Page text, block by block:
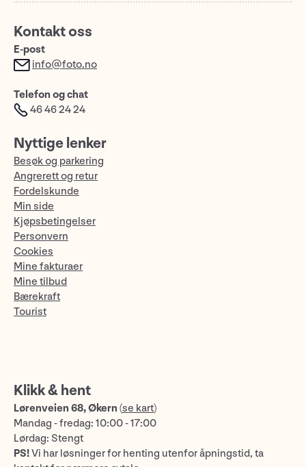
Kontakt oss
E-post
info@foto.no
Telefon og chat
46 46 24 24
Nyttige lenker
Besøk og parkering
Angrerett og retur
Fordelskunde
Min side
Kjøpsbetingelser
Personvern
Cookies
Mine fakturaer
Mine tilbud
Bærekraft
Tourist
Klikk & hent
Lørenveien 68, Økern (se kart)
Mandag - fredag: 10:00 - 17:00
Lørdag: Stengt
PS!Vi har løsninger for henting utenfor åpningstid, ta